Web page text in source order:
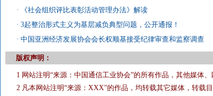
·
《社会组织评比表彰活动管理办法》解读
· 3起整治形式主义为基层减负典型问题，公开通报！
· 中国亚洲经济发展协会会长权顺基接受纪律审查和监察调查
版权声明：
1 网站注明“来源：中国通信工业协会”的所有作品，其他媒体
2 凡本网站注明“来源：XXX”的作品，均转载其它媒体，转载